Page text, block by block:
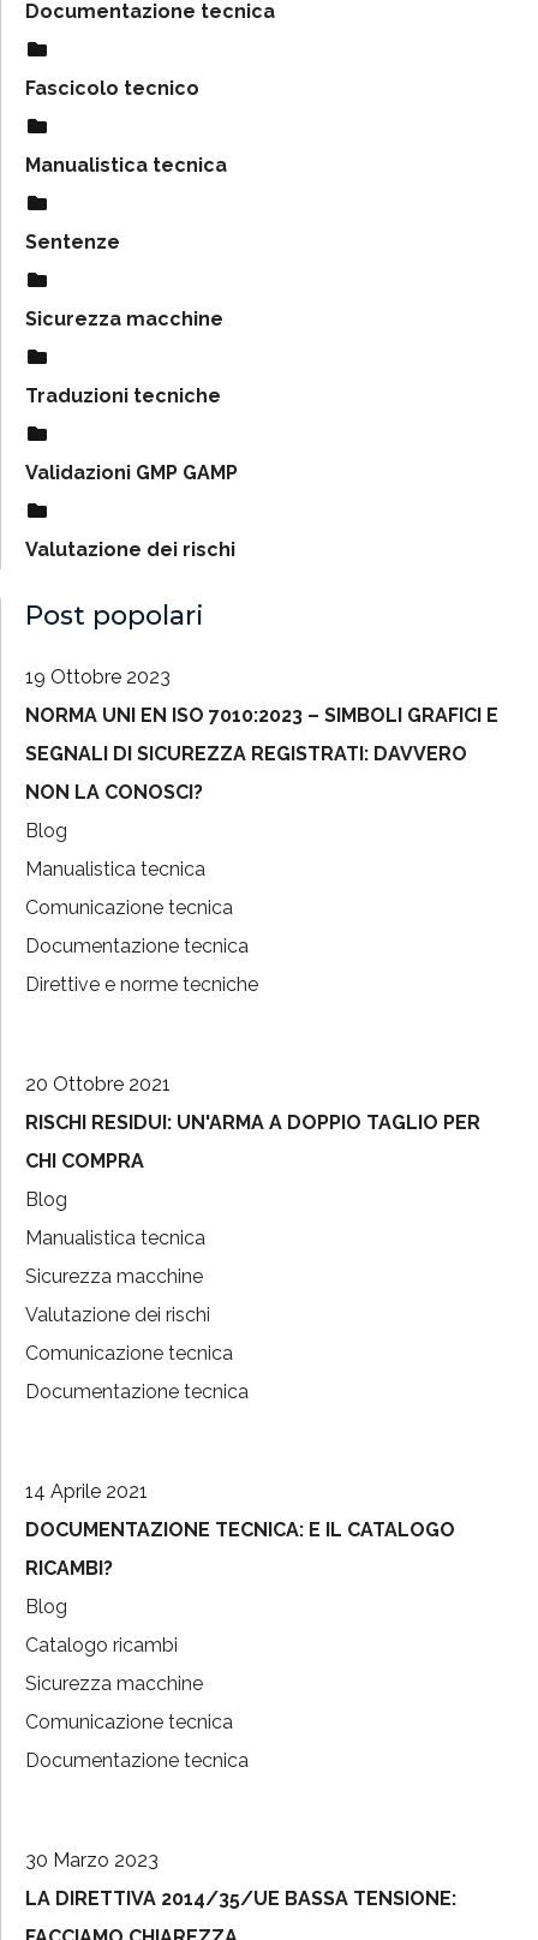
Documentazione tecnica
Fascicolo tecnico
Manualistica tecnica
Sentenze
Sicurezza macchine
Traduzioni tecniche
Validazioni GMP GAMP
Valutazione dei rischi
Post popolari
19 Ottobre 2023
NORMA UNI EN ISO 7010:2023 – SIMBOLI GRAFICI E
SEGNALI DI SICUREZZA REGISTRATI: DAVVERO
NON LA CONOSCI?
Blog
Manualistica tecnica
Comunicazione tecnica
Documentazione tecnica
Direttive e norme tecniche
20 Ottobre 2021
RISCHI RESIDUI: UN'ARMA A DOPPIO TAGLIO PER
CHI COMPRA
Blog
Manualistica tecnica
Sicurezza macchine
Valutazione dei rischi
Comunicazione tecnica
Documentazione tecnica
14 Aprile 2021
DOCUMENTAZIONE TECNICA: E IL CATALOGO
RICAMBI?
Blog
Catalogo ricambi
Sicurezza macchine
Comunicazione tecnica
Documentazione tecnica
30 Marzo 2023
LA DIRETTIVA 2014/35/UE BASSA TENSIONE: